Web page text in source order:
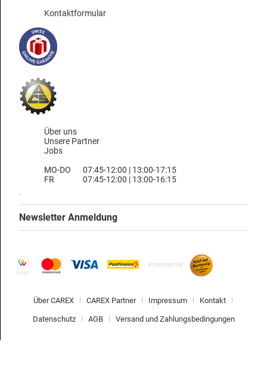
Kontaktformular
Über uns
Unsere Partner
Jobs
MO-DO
FR
07:45-12:00 | 13:00-17:15
07:45-12:00 | 13:00-16:15
Newsletter Anmeldung
Über CAREX CAREX Partner Impressum Kontakt
Datenschutz AGB Versand und Zahlungsbedingungen